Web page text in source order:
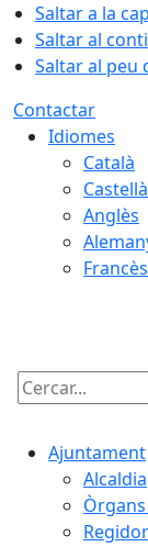
Saltar a la
Saltar al
Saltar al peu
Contactar
Idiomes
Català
Castellà
Anglès
Francès
Cercar:
Ajuntament
Alcaldia